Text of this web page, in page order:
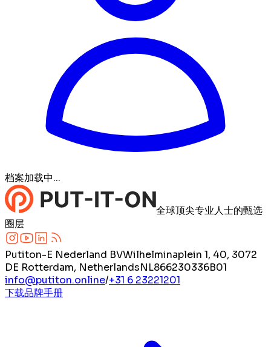
档案加载中...
全球顶尖专业人士的甄选
圈层
Putiton-E Nederland BVWilhelminaplein 1, 40, 3072
DE Rotterdam, NetherlandsNL866230336B01
info@putiton.online/+31 6 23221201
下载品牌手册